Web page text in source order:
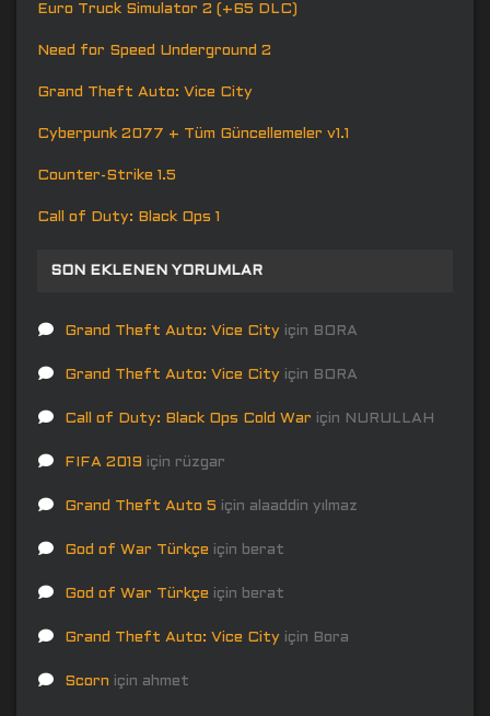
Euro Truck Simulator 2 (+65 DLC)
Need for Speed Underground 2
Grand Theft Auto: Vice City
Cyberpunk 2077 + Tüm Güncellemeler v1.1
Counter-Strike 1.5
Call of Duty: Black Ops 1
SON EKLENEN YORUMLAR
Grand Theft Auto: Vice City için BORA
Grand Theft Auto: Vice City için BORA
Call of Duty: Black Ops Cold War için NURULLAH
FIFA 2019 için rüzgar
Grand Theft Auto 5 için alaaddin yılmaz
God of War Türkçe için berat
God of War Türkçe için berat
Grand Theft Auto: Vice City için Bora
Scorn için ahmet